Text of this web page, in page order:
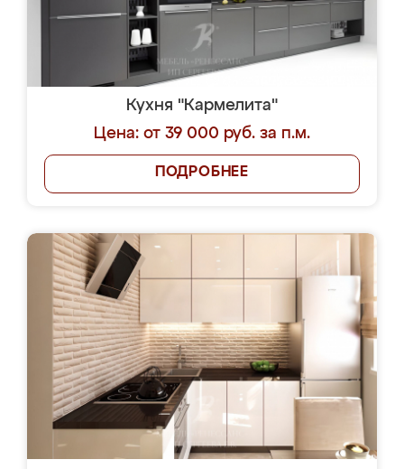
Кухня "Кармелита"
Цена: от 39 000 руб. за п.м.
ПОДРОБНЕЕ